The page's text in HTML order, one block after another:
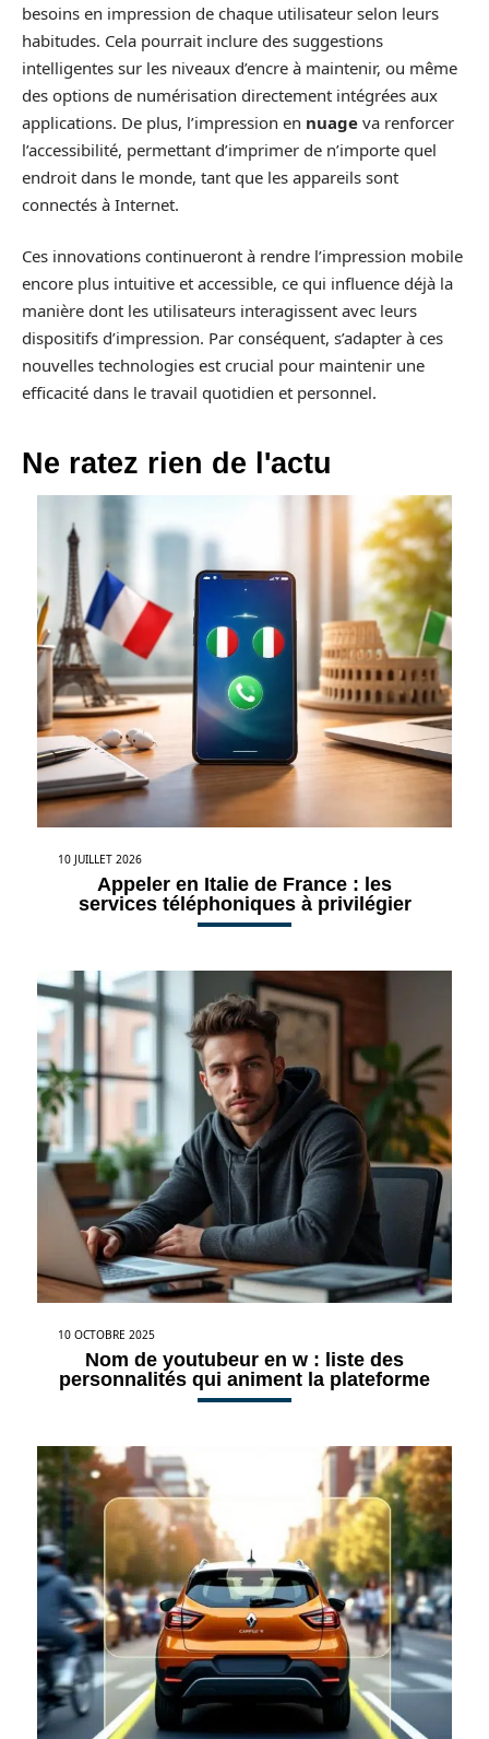
besoins en impression de chaque utilisateur selon leurs
habitudes. Cela pourrait inclure des suggestions
intelligentes sur les niveaux d’encre à maintenir, ou même
des options de numérisation directement intégrées aux
applications. De plus, l’impression en nuage va renforcer
l’accessibilité, permettant d’imprimer de n’importe quel
endroit dans le monde, tant que les appareils sont
connectés à Internet.
Ces innovations continueront à rendre l’impression mobile
encore plus intuitive et accessible, ce qui influence déjà la
manière dont les utilisateurs interagissent avec leurs
dispositifs d’impression. Par conséquent, s’adapter à ces
nouvelles technologies est crucial pour maintenir une
efficacité dans le travail quotidien et personnel.
Ne ratez rien de l'actu
10 JUILLET 2026
Appeler en Italie de France : les
services téléphoniques à privilégier
10 OCTOBRE 2025
Nom de youtubeur en w : liste des
personnalités qui animent la plateforme